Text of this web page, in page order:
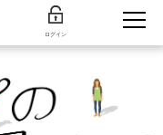
ログイン